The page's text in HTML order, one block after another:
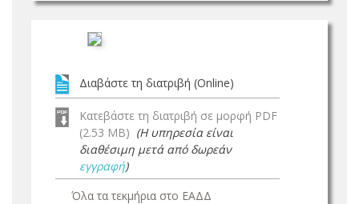
Διαβάστε τη διατριβή (Online)
Κατεβάστε τη διατριβή σε μορφή PDF
(2.53 MB) (Η υπηρεσία είναι
διαθέσιμη μετά από δωρεάν
εγγραφή)
Όλα τα τεκμήρια στο ΕΑΔΔ